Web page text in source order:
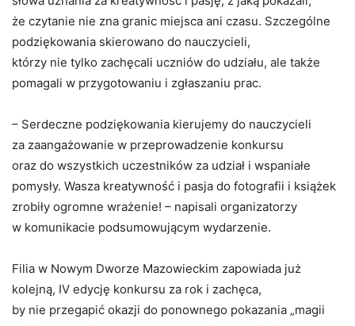
że czytanie nie zna granic miejsca ani czasu. Szczególne
podziękowania skierowano do nauczycieli,
którzy nie tylko zachęcali uczniów do udziału, ale także
pomagali w przygotowaniu i zgłaszaniu prac.
– Serdeczne podziękowania kierujemy do nauczycieli
za zaangażowanie w przeprowadzenie konkursu
oraz do wszystkich uczestników za udział i wspaniałe
pomysły. Wasza kreatywność i pasja do fotografii i książek
zrobiły ogromne wrażenie! – napisali organizatorzy
w komunikacie podsumowującym wydarzenie.
Filia w Nowym Dworze Mazowieckim zapowiada już
kolejną, IV edycję konkursu za rok i zachęca,
by nie przegapić okazji do ponownego pokazania „magii